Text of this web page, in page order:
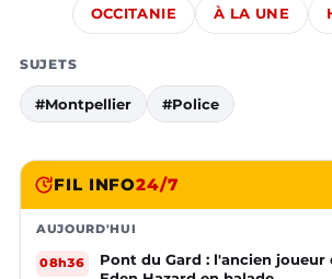
OCCITANIE À LA UNE
SUJETS
#Montpellier #Police
FIL INFO24/7
AUJOURD'HUI
08h36
Pont du Gard : l'ancien joueur